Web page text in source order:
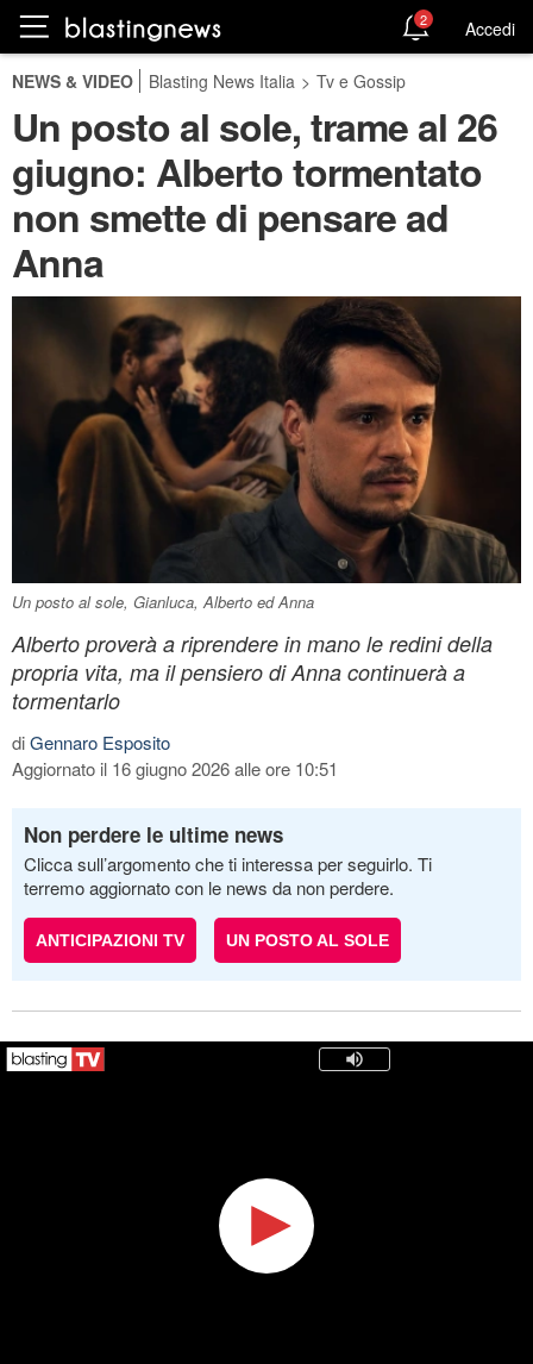
2 Accedi
NEWS & VIDEO Blasting News Italia > Tv e Gossip
Un posto al sole, trame al 26
giugno: Alberto tormentato
non smette di pensare ad
Anna
Un posto al sole, Gianluca, Alberto ed Anna
Alberto proverà a riprendere in mano le redini della
propria vita, ma il pensiero di Anna continuerà a
tormentarlo
diGennaro Esposito
Aggiornato il 16 giugno 2026 alle ore 10:51
Non perdere le ultime news
Clicca sull’argomento che ti interessa per seguirlo. Ti
terremo aggiornato con le news da non perdere.
ANTICIPAZIONI TV UN POSTO AL SOLE